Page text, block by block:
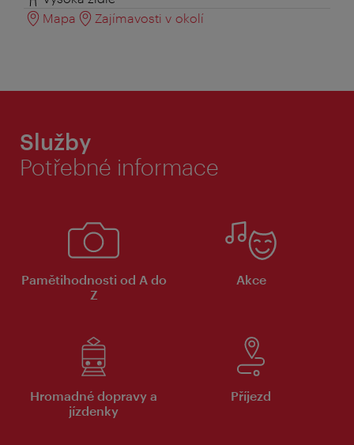
Mapa
Zajímavosti v okolí
Služby
Potřebné informace
Pamětihodnosti od A do
Z
Akce
Hromadné dopravy a
jízdenky
Příjezd